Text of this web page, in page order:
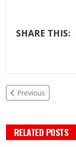
SHARE THIS:
Previous
RELATED POSTS